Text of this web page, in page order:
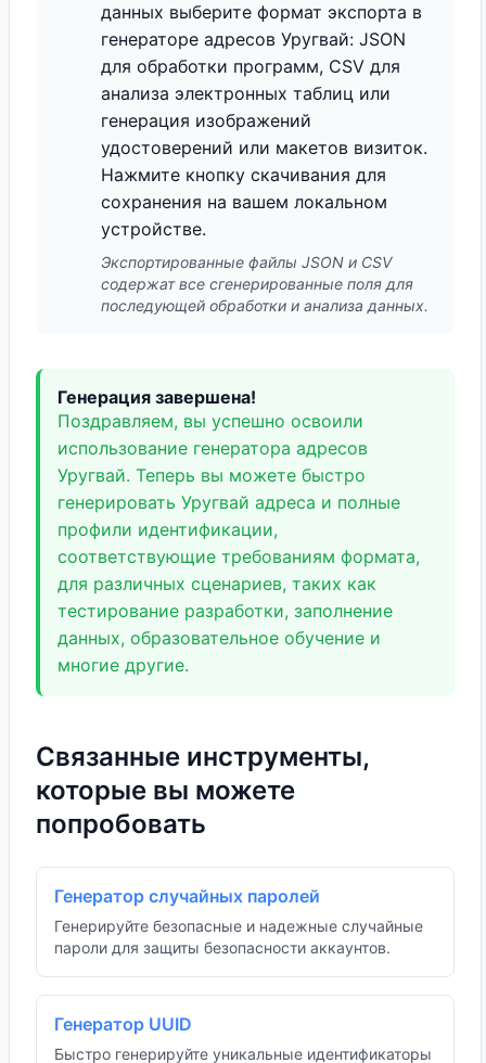
данных выберите формат экспорта в
генераторе адресов Уругвай: JSON
для обработки программ, CSV для
анализа электронных таблиц или
генерация изображений
удостоверений или макетов визиток.
Нажмите кнопку скачивания для
сохранения на вашем локальном
устройстве.
Экспортированные файлы JSON и CSV
содержат все сгенерированные поля для
последующей обработки и анализа данных.
Генерация завершена!
Поздравляем, вы успешно освоили
использование генератора адресов
Уругвай. Теперь вы можете быстро
генерировать Уругвай адреса и полные
профили идентификации,
соответствующие требованиям формата,
для различных сценариев, таких как
тестирование разработки, заполнение
данных, образовательное обучение и
многие другие.
Связанные инструменты,
которые вы можете
попробовать
Генератор случайных паролей
Генерируйте безопасные и надежные случайные
пароли для защиты безопасности аккаунтов.
Генератор UUID
Быстро генерируйте уникальные идентификаторы